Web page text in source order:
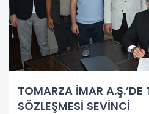
TOMARZA İMAR A.Ş.’DE
SÖZLEŞMESİ SEVİNCİ